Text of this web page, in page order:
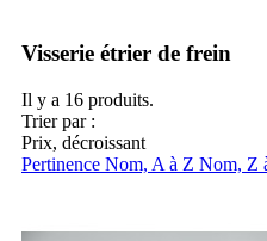
Visserie étrier de frein
Il y a 16 produits.
Trier par :
Prix, décroissant
Pertinence Nom, A à Z Nom, Z